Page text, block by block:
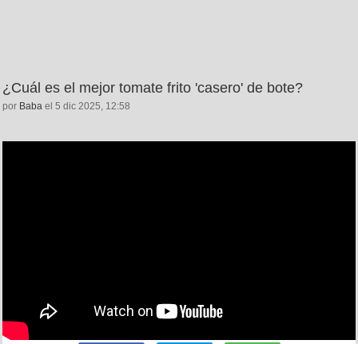
¿Cuál es el mejor tomate frito 'casero' de bote?
por Baba el 5 dic 2025, 12:58